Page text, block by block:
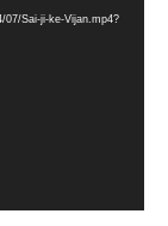
Sai-ji-ke-Vijan.mp4?